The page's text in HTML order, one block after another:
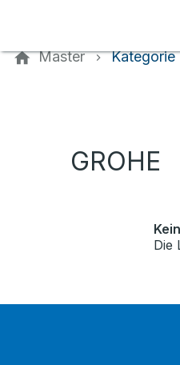
Master Kategorie
GROHE
Die